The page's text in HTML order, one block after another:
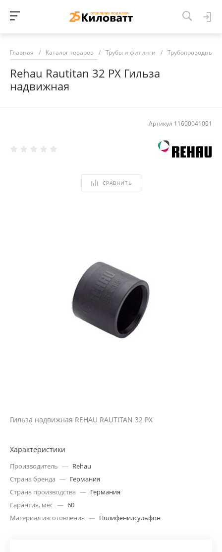
Главная / Каталог товаров / Трубы и фитинги / Трубопроводные
Rehau Rautitan 32 PX Гильза
надвижная
Артикул 11600041001
СРАВНИТЬ
Гильза надвижная REHAU RAUTITAN 32 PX
Характеристики
Производитель — Rehau
Страна бренда — Германия
Страна производства — Германия
Гарантия, мес — 60
Материал изготовления — Полифенилсульфон